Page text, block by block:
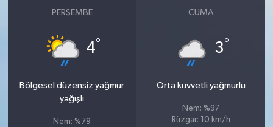
PERŞEMBE
4°
Bölgesel düzensiz yağmur
yağışlı
Nem: %79
CUMA
3°
Orta kuvvetli yağmurlu
Nem: %97
Rüzgar: 10 km/h